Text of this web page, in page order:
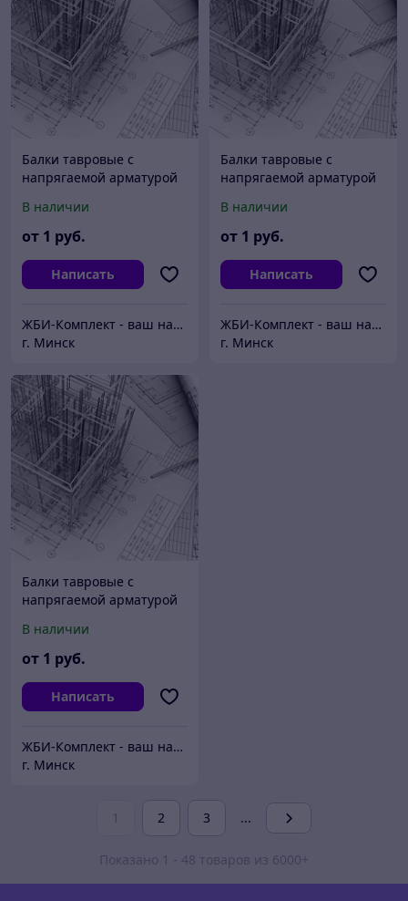
Балки тавровые с
напрягаемой арматурой
В наличии
от 1 руб.
Написать
ЖБИ-Комплект - ваш надежный поставщик железобетонных изделий
г. Минск
Балки тавровые с
напрягаемой арматурой
В наличии
от 1 руб.
Написать
ЖБИ-Комплект - ваш надежный поставщик железобетонных изделий
г. Минск
Балки тавровые с
напрягаемой арматурой
В наличии
от 1 руб.
Написать
ЖБИ-Комплект - ваш надежный поставщик железобетонных изделий
г. Минск
1 2 3 ...
Показано 1 - 48 товаров из 6000+